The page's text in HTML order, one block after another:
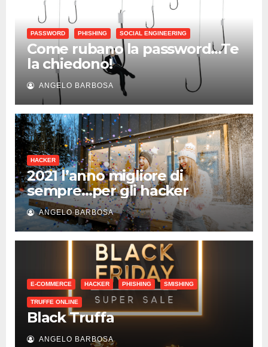
PASSWORD PHISHING SOCIAL ENGINEERING
Come rubano la password…Te
la chiedono!
ANGELO BARBOSA
HACKER
2021 l’anno migliore di
sempre…per gli hacker
ANGELO BARBOSA
E-COMMERCE HACKER PHISHING SMISHING
TRUFFE ONLINE
Black Truffa
ANGELO BARBOSA